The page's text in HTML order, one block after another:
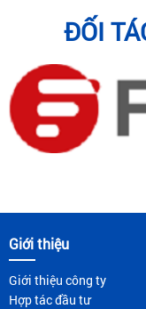
ĐỐI
Giới thiệu
Giới thiệu công ty
Hợp tác đầu tư